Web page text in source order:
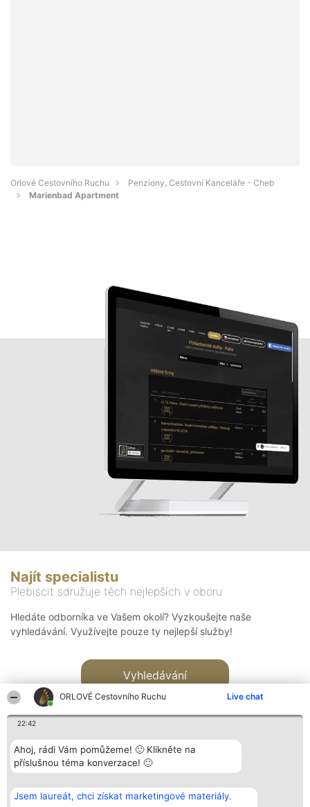
ORLOVÉ Cestovního Ruchu Live chat
22:42
Ahoj, rádi Vám pomůžeme! 🙂 Klikněte na
příslušnou téma konverzace! 🙂
Jsem laureát, chci získat marketingové materiály.
Orlové Cestovního Ruchu
Penziony, Cestovní Kanceláře - Cheb
Marienbad Apartment
Najít specialistu
Plebiscit sdružuje těch nejlepších v oboru
Hledáte odborníka ve Vašem okolí? Vyzkoušejte naše
vyhledávání. Využívejte pouze ty nejlepší služby!
Vyhledávání
Bright Side Solutions sp. z o.
o. sp. k.
Vítězové
Seznam všech
Kontakt